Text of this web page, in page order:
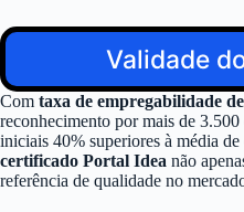
Validade
Com taxa de empregabilidade
reconhecimento por mais de 3.500
iniciais 40% superiores à média
certificado Portal Idea não
referência de qualidade no